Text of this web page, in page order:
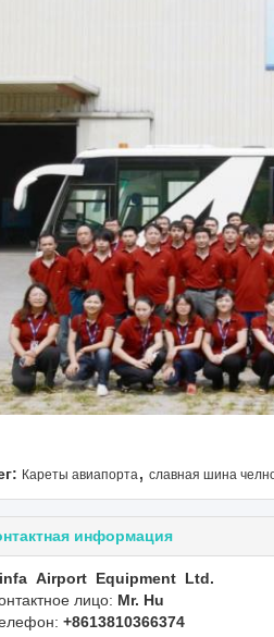
Кареты авиапорта, славная шина
информация
Airport Equipment Ltd.
лицо: Mr. Hu
+8613810366374